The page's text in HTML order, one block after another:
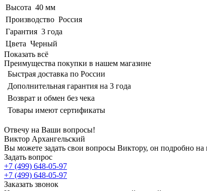
Высота 40 мм
Производство Россия
Гарантия 3 года
Цвета Черный
Показать всё
Преимущества покупки в нашем магазине
Быстрая доставка по России
Дополнительная гарантия на 3 года
Возврат и обмен без чека
Товары имеют сертификаты
Отвечу на Ваши вопросы!
Виктор Архангельский
Вы можете задать свои вопросы Виктору, он подробно
Задать вопрос
+7 (499) 648-05-97
+7 (499) 648-05-97
Заказать звонок